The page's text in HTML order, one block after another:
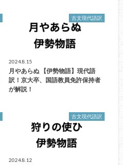
古文現代語訳
2024.8.15
月やあらぬ 【伊勢物語】現代語
訳！京大卒、国語教員免許保持者
が解説！
古文現代語訳
2024.8.12